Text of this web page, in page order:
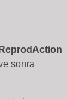
ReprodAction
sonra